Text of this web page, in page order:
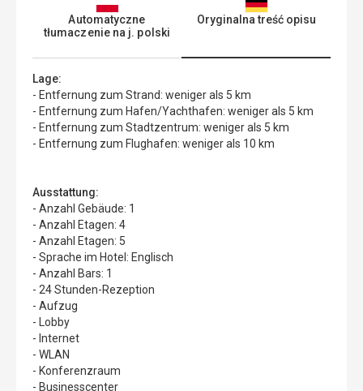
Automatyczne
tłumaczenie na j. polski
Oryginalna treść opisu
Lage:
- Entfernung zum Strand: weniger als 5 km
- Entfernung zum Hafen/Yachthafen: weniger als 5 km
- Entfernung zum Stadtzentrum: weniger als 5 km
- Entfernung zum Flughafen: weniger als 10 km
Ausstattung:
- Anzahl Gebäude: 1
- Anzahl Etagen: 4
- Anzahl Etagen: 5
- Sprache im Hotel: Englisch
- Anzahl Bars: 1
- 24 Stunden-Rezeption
- Aufzug
- Lobby
- Internet
- WLAN
- Konferenzraum
- Businesscenter